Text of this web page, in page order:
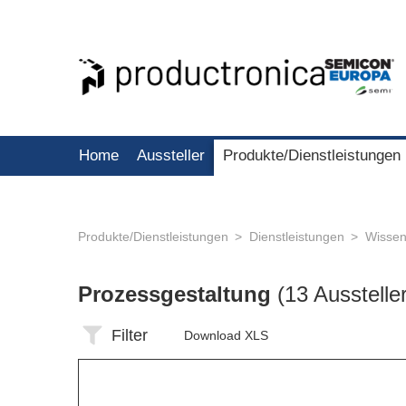
Home Aussteller Produkte/Dienstleistungen
Produkte/Dienstleistungen Dienstleistungen
Prozessgestaltung (13
Filter Download XLS